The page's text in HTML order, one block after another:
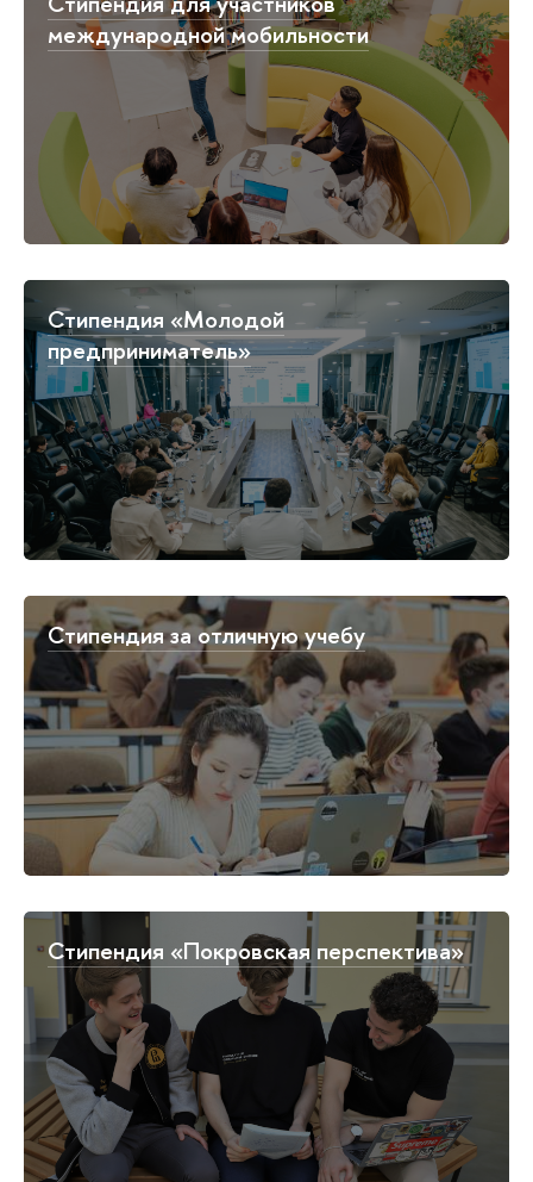
международной мобильности
Стипендия «Молодой
предприниматель»
Стипендия за отличную учебу
Стипендия «Покровская перспектива»